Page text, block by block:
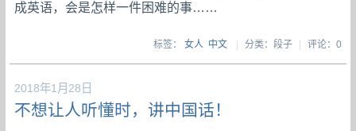
成英语，会是怎样一件困难的事……
标签： 女人 中文 分类：段子| 评论：0
2018年1月28日
不想让人听懂时，讲中国话！